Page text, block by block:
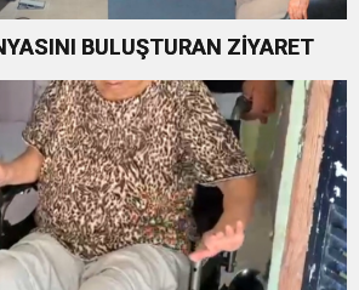
BULUŞTURAN ZİYARET